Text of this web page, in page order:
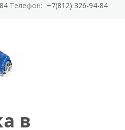
Телефон: +7(812) 326-94-84
в